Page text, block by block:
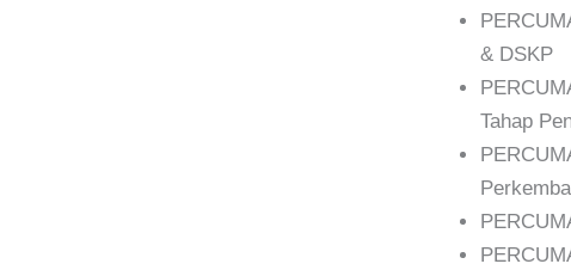
& DSKP
Tahap